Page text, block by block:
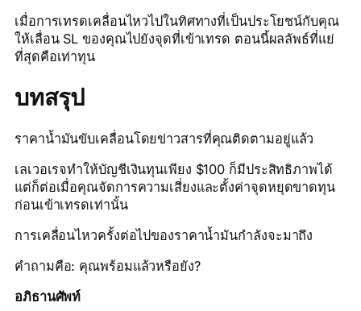
เมื่อการเทรดเคลื่อนไหวไปในทิศทางที่เป็นประโยชน์กับคุณ
ให้เลื่อน SL ของคุณไปยังจุดที่เข้าเทรด ตอนนี้ผลลัพธ์ที่แย่
ที่สุดคือเท่าทุน
บทสรุป
ราคาน้ำมันขับเคลื่อนโดยข่าวสารที่คุณติดตามอยู่แล้ว
เลเวอเรจทำให้บัญชีเงินทุนเพียง $100 ก็มีประสิทธิภาพได้
แต่ก็ต่อเมื่อคุณจัดการความเสี่ยงและตั้งค่าจุดหยุดขาดทุน
ก่อนเข้าเทรดเท่านั้น
การเคลื่อนไหวครั้งต่อไปของราคาน้ำมันกำลังจะมาถึง
คำถามคือ: คุณพร้อมแล้วหรือยัง?
อภิธานศัพท์